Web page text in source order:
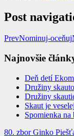
Post
PrevNominuj-oceňuj
Najnovšie
Deň detí
Družiny
Družiny
Skaut je
Spomienka na
80. zbor Ginko